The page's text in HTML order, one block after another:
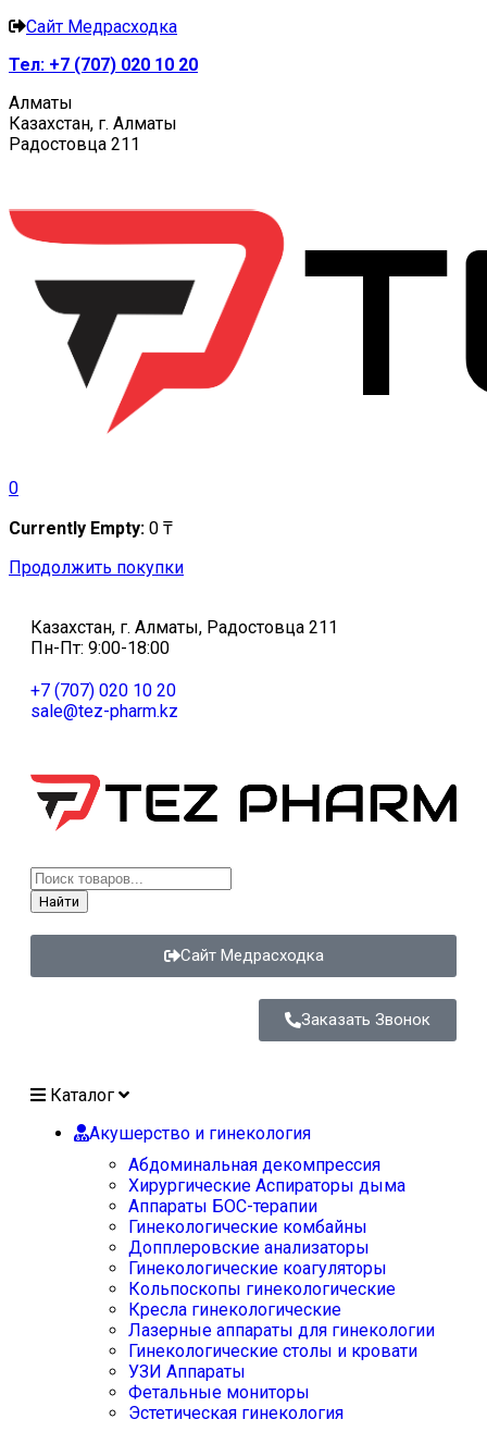
Сайт Медрасходка
Тел: +7 (707) 020 10 20
Алматы
Казахстан, г. Алматы
Радостовца 211
0
Currently Empty: 0 ₸
Продолжить покупки
Казахстан, г. Алматы, Радостовца 211
Пн-Пт: 9:00-18:00
+7 (707) 020 10 20
sale@tez-pharm.kz
Найти
Сайт Медрасходка
Заказать Звонок
Каталог
Акушерство и гинекология
Абдоминальная декомпрессия
Хирургические Аспираторы дыма
Аппараты БОС-терапии
Гинекологические комбайны
Допплеровские анализаторы
Гинекологические коагуляторы
Кольпоскопы гинекологические
Кресла гинекологические
Лазерные аппараты для гинекологии
Гинекологические столы и кровати
УЗИ Аппараты
Фетальные мониторы
Эстетическая гинекология